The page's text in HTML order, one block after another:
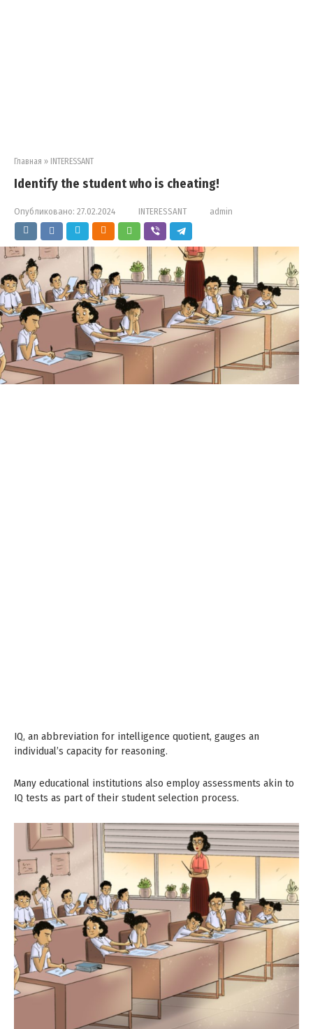
Главная » INTERESSANT
Identify the student who is cheating!
Опубликовано: 27.02.2024 INTERESSANT admin
IQ, an abbreviation for intelligence quotient, gauges an
individual’s capacity for reasoning.
Many educational institutions also employ assessments akin to
IQ tests as part of their student selection process.